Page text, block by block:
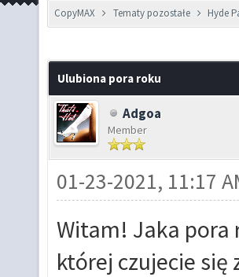
CopyMAX Tematy pozostałe Hyde
Ulubiona pora roku
Adgoa
Member
01-23-2021, 11:17
Witam! Jaka pora
której czujecie się